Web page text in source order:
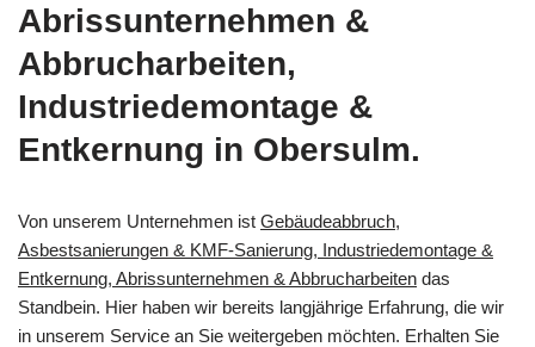
Abrissunternehmen &
Abbrucharbeiten,
Industriedemontage &
Entkernung in Obersulm.
Von unserem Unternehmen ist Gebäudeabbruch,
Asbestsanierungen & KMF-Sanierung, Industriedemontage &
Entkernung, Abrissunternehmen & Abbrucharbeiten das
Standbein. Hier haben wir bereits langjährige Erfahrung, die wir
in unserem Service an Sie weitergeben möchten. Erhalten Sie